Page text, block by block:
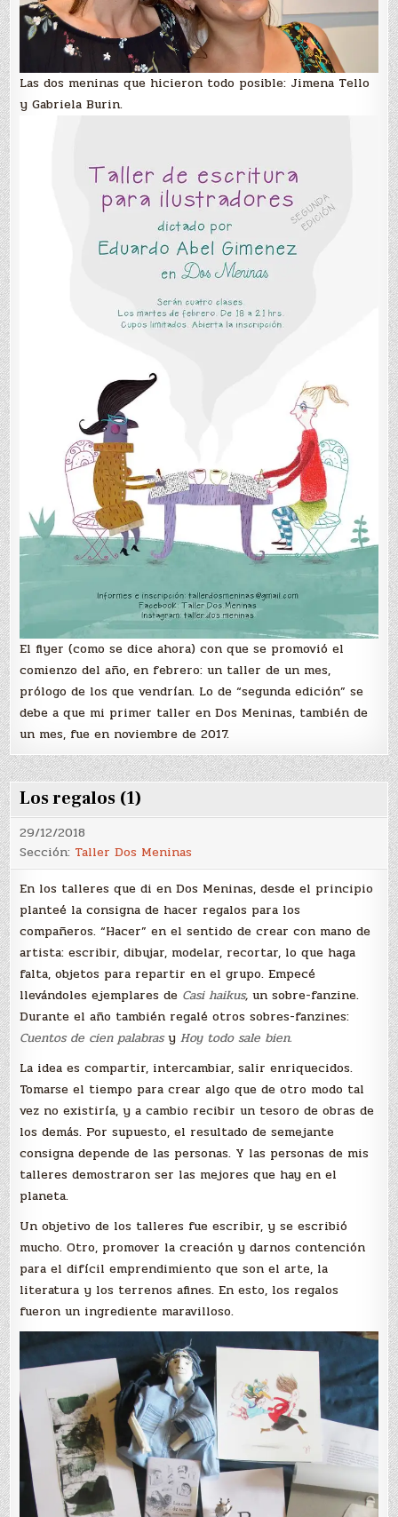
Las dos meninas que hicieron todo posible: Jimena Tello
y Gabriela Burin.
El flyer (como se dice ahora) con que se promovió el
comienzo del año, en febrero: un taller de un mes,
prólogo de los que vendrían. Lo de “segunda edición” se
debe a que mi primer taller en Dos Meninas, también de
un mes, fue en noviembre de 2017.
Los regalos (1)
29/12/2018
Sección: Taller Dos Meninas
En los talleres que di en Dos Meninas, desde el principio
planteé la consigna de hacer regalos para los
compañeros. “Hacer” en el sentido de crear con mano de
artista: escribir, dibujar, modelar, recortar, lo que haga
falta, objetos para repartir en el grupo. Empecé
llevándoles ejemplares de Casi haikus, un sobre-fanzine.
Durante el año también regalé otros sobres-fanzines:
Cuentos de cien palabrasyHoy todo sale bien.
La idea es compartir, intercambiar, salir enriquecidos.
Tomarse el tiempo para crear algo que de otro modo tal
vez no existiría, y a cambio recibir un tesoro de obras de
los demás. Por supuesto, el resultado de semejante
consigna depende de las personas. Y las personas de mis
talleres demostraron ser las mejores que hay en el
planeta.
Un objetivo de los talleres fue escribir, y se escribió
mucho. Otro, promover la creación y darnos contención
para el difícil emprendimiento que son el arte, la
literatura y los terrenos afines. En esto, los regalos
fueron un ingrediente maravilloso.